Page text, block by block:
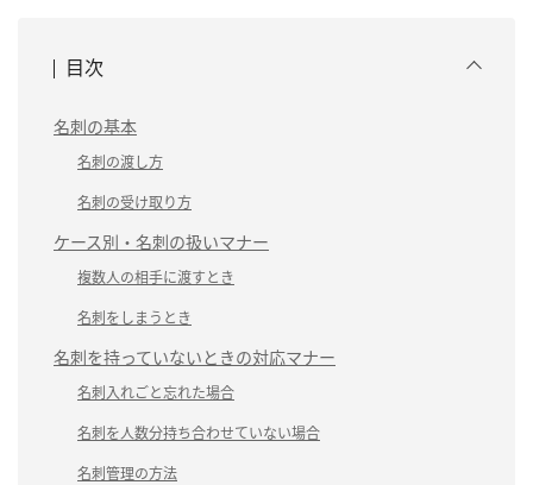
目次
名刺の基本
名刺の渡し方
名刺の受け取り方
ケース別・名刺の扱いマナー
複数人の相手に渡すとき
名刺をしまうとき
名刺を持っていないときの対応マナー
名刺入れごと忘れた場合
名刺を人数分持ち合わせていない場合
名刺管理の方法